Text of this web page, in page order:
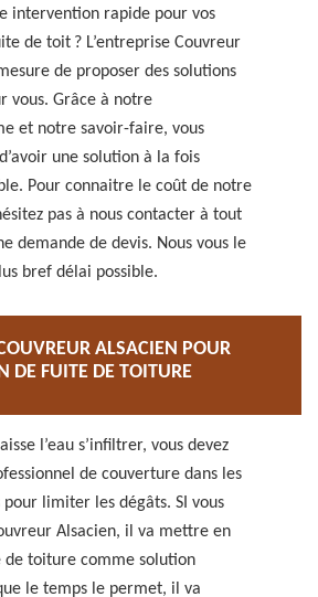
intervention rapide pour vos
de toit ? L’entreprise Couvreur
de proposer des solutions
vous. Grâce à notre
et notre savoir-faire, vous
une solution à la fois
Pour connaitre le coût de notre
pas à nous contacter à tout
demande de devis. Nous vous le
bref délai possible.
ALSACIEN POUR
DE FUITE DE TOITURE
l’eau s’infiltrer, vous devez
de couverture dans les
limiter les dégâts. SI vous
Alsacien, il va mettre en
de toiture comme solution
le temps le permet, il va